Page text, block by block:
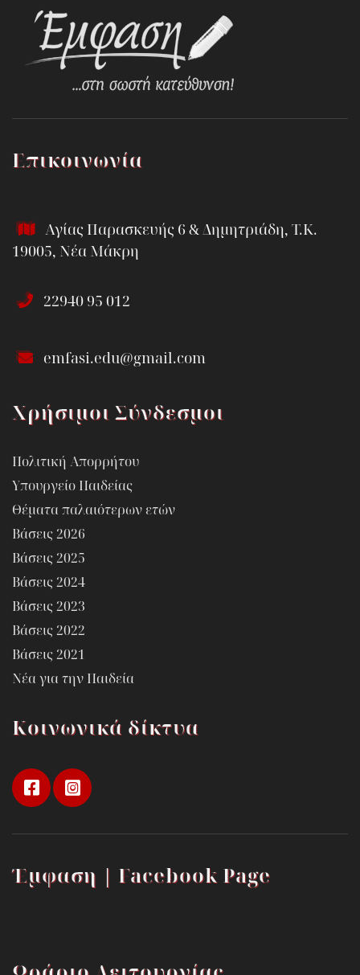
Επικοινωνία
Αγίας Παρασκευής 6 & Δημητριάδη, Τ.Κ.
19005, Νέα Μάκρη
22940 95 012
emfasi.edu@gmail.com
Χρήσιμοι Σύνδεσμοι
Πολιτική Απορρήτου
Υπουργείο Παιδείας
Θέματα παλαιότερων ετών
Βάσεις 2026
Βάσεις 2025
Βάσεις 2024
Βάσεις 2023
Βάσεις 2022
Βάσεις 2021
Νέα για την Παιδεία
Κοινωνικά δίκτυα
Έμφαση | Facebook Page